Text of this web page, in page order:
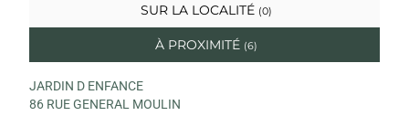
SUR LA LOCALITÉ (0)
À PROXIMITÉ (6)
JARDIN D ENFANCE
86 RUE GENERAL MOULIN